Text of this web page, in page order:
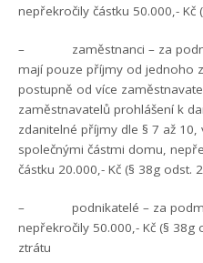
nepřekročily částku 50.000,- Kč
– zaměstnanci – za
mají pouze příjmy od jednoho
postupně od více
zaměstnavatelů prohlášení k
zdanitelné příjmy dle § 7 až
společnými částmi domu,
částku 20.000,- Kč (§ 38g odst.
– podnikatelé – za
nepřekročily 50.000,- Kč (§
ztrátu